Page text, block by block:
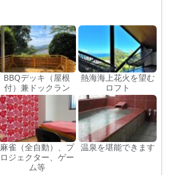
BBQデッキ（屋根
付）兼ドックラン
熱海海上花火を望む
ロフト
麻雀（全自動）、プ
ロジェクター、ゲー
ム等
温泉を堪能できます